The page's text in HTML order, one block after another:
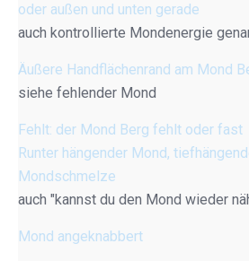
oder außen und unten gerade
auch kontrollierte Mondenergie
Äußere Handflächenrand am Mond
siehe fehlender Mond
Fehlt: der Mond Berg fehlt oder fast
Runter hängender Mond,
Mondschmelze
auch "kannst du den Mond wieder
Mond angeknabbert